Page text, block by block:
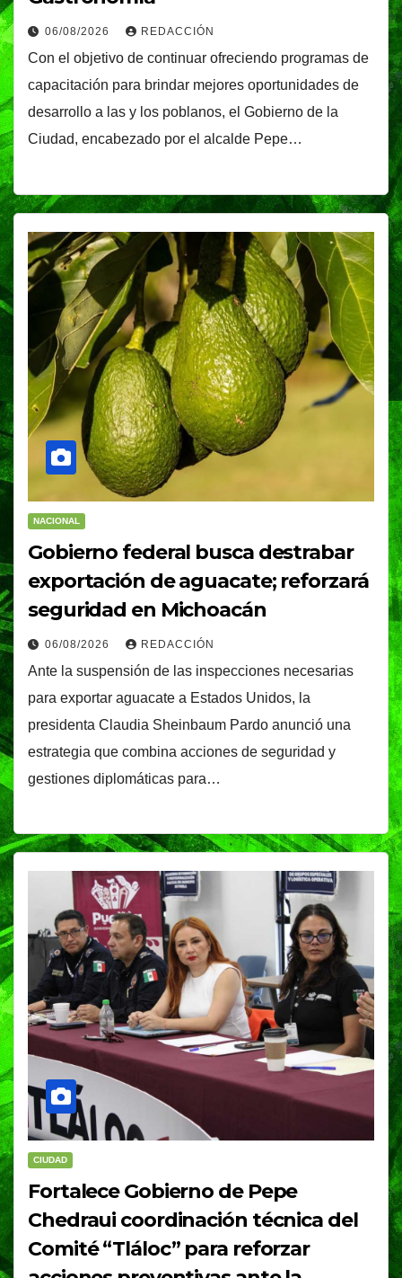
06/08/2026 REDACCIÓN
Con el objetivo de continuar ofreciendo programas de
capacitación para brindar mejores oportunidades de
desarrollo a las y los poblanos, el Gobierno de la
Ciudad, encabezado por el alcalde Pepe…
NACIONAL
Gobierno federal busca destrabar
exportación de aguacate; reforzará
seguridad en Michoacán
06/08/2026 REDACCIÓN
Ante la suspensión de las inspecciones necesarias
para exportar aguacate a Estados Unidos, la
presidenta Claudia Sheinbaum Pardo anunció una
estrategia que combina acciones de seguridad y
gestiones diplomáticas para…
CIUDAD
Fortalece Gobierno de Pepe
Chedraui coordinación técnica del
Comité “Tláloc” para reforzar